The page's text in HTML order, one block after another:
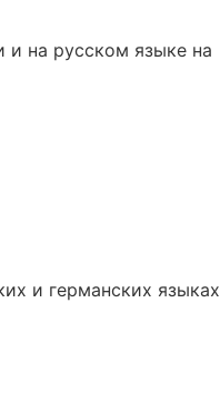
и на русском языке на
и германских языках